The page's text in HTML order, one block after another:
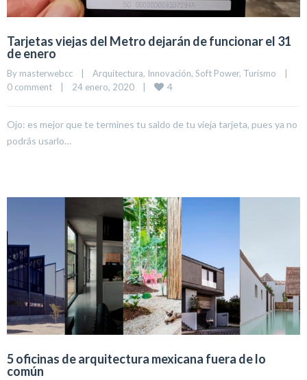
Tarjetas viejas del Metro dejarán de funcionar el 31
de enero
By masterwebcc | Arquitectura, Innovación, Soft Power, Turismo
|
0 comment
| 24 enero, 2020 | 4
Ojo: es mejor que te termines tu saldo de tu vieja tarjeta, pues ya no
podrás usarlo…
5 oficinas de arquitectura mexicana fuera de lo
común